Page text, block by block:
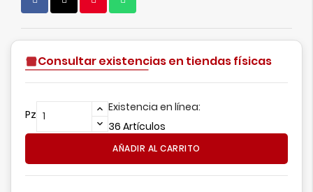
Consultar existencias en tiendas físicas
Pz
Existencia en línea:
36 Artículos
AÑADIR AL CARRITO